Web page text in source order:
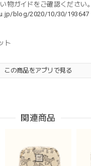
物ガイドをご確認ください。
blog/2020/10/30/193647
ト
この商品をアプリで見る
関連商品